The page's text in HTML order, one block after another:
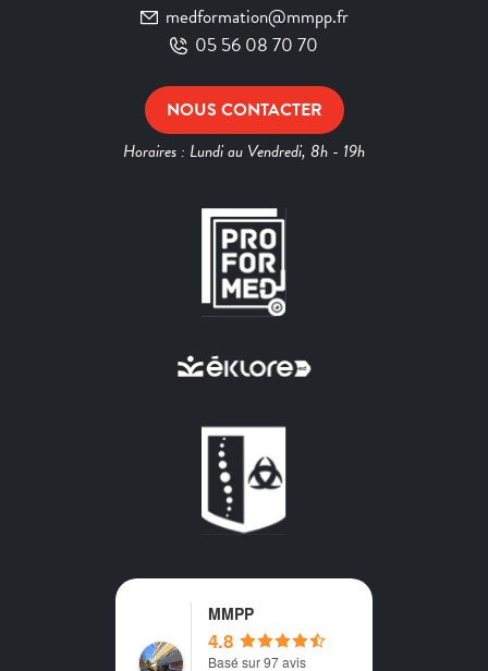
medformation@mmpp.fr
05 56 08 70 70
NOUS CONTACTER
Horaires : Lundi au Vendredi, 8h - 19h
MMPP
4.8
Basé sur 97 avis